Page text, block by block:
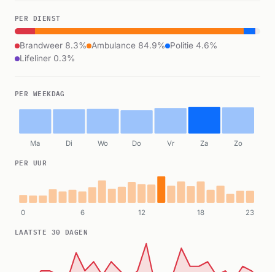
PER DIENST
Brandweer 8.3% Ambulance 84.9%
Politie 4.6%
Lifeliner 0.3%
PER WEEKDAG
Ma Di Wo Do Vr Za Zo
PER UUR
0 6 12 18 23
LAATSTE 30 DAGEN